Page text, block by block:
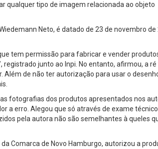
qualquer tipo de imagem relacionada ao objeto
Neto, é datado de 23 de novembro de
tem permissão para fabricar e vender
junto ao Inpi. No entanto, afirmou, a ré
de não ter autorização para usar o
fotografias dos produtos apresentados nos
a erro. Alegou que só através de exame técnico
pela autora não são semelhantes à queles
Comarca de Novo Hamburgo, autorizou a